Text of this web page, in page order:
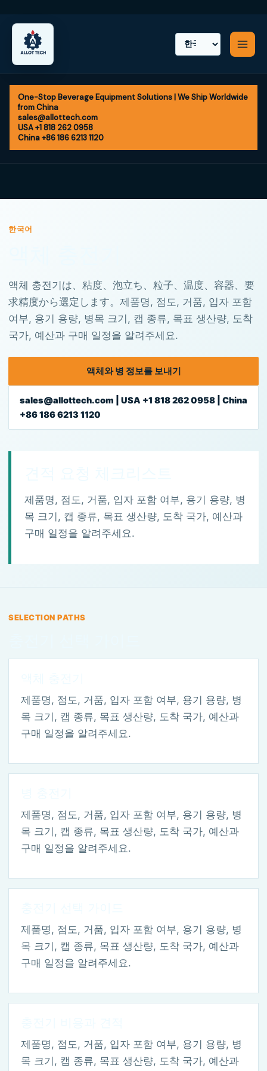
content
One-Stop Beverage Equipment Solutions | We Ship Worldwide
from China
sales@allottech.com
USA +1 818 262 0958
China +86 186 6213 1120
한국어
액체 충전기は、粘度、泡立ち、粒子、温度、容器、要
求精度から選定します。제품명, 점도, 거품, 입자 포함
여부, 용기 용량, 병목 크기, 캡 종류, 목표 생산량, 도착
국가, 예산과 구매 일정을 알려주세요.
액체와 병 정보를 보내기
sales@allottech.com | USA +1 818 262 0958 | China
+86 186 6213 1120
제품명, 점도, 거품, 입자 포함 여부, 용기 용량, 병
목 크기, 캡 종류, 목표 생산량, 도착 국가, 예산과
구매 일정을 알려주세요.
SELECTION PATHS
제품명, 점도, 거품, 입자 포함 여부, 용기 용량, 병
목 크기, 캡 종류, 목표 생산량, 도착 국가, 예산과
구매 일정을 알려주세요.
제품명, 점도, 거품, 입자 포함 여부, 용기 용량, 병
목 크기, 캡 종류, 목표 생산량, 도착 국가, 예산과
구매 일정을 알려주세요.
제품명, 점도, 거품, 입자 포함 여부, 용기 용량, 병
목 크기, 캡 종류, 목표 생산량, 도착 국가, 예산과
구매 일정을 알려주세요.
제품명, 점도, 거품, 입자 포함 여부, 용기 용량, 병
목 크기, 캡 종류, 목표 생산량, 도착 국가, 예산과